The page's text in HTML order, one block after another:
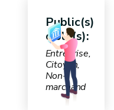
Public(s)
cible(s):
Entreprise,
Citoyen,
Non-
marchand